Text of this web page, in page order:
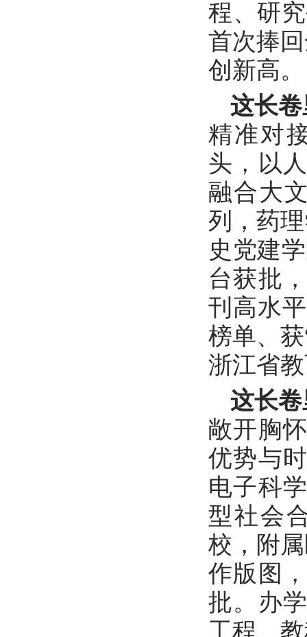
程、研
首次捧
创新高。
这长
精准对
头，以
融合大
列，药
史党建
台获批
刊高水
榜单、
浙江省
这长
敞开胸
优势与
电子科
型社会
校，附
作版图
批。办
工程、